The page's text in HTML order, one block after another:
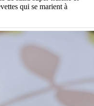
qui se marient à